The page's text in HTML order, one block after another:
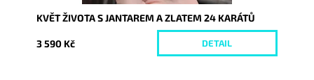
KVĚT ŽIVOTA S JANTAREM A ZLATEM 24 KARÁTŮ
3 590 Kč DETAIL